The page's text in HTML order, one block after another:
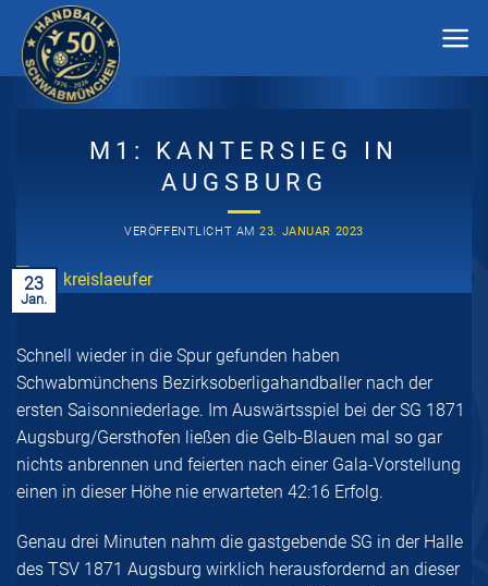
Inhalt
springen
M1: KANTERSIEG IN
AUGSBURG
VERÖFFENTLICHT AM23. JANUAR 2023
23
Jan.
Schnell wieder in die Spur gefunden haben
Schwabmünchens Bezirksoberligahandballer nach der
ersten Saisonniederlage. Im Auswärtsspiel bei der SG 1871
Augsburg/Gersthofen ließen die Gelb-Blauen mal so gar
nichts anbrennen und feierten nach einer Gala-Vorstellung
einen in dieser Höhe nie erwarteten 42:16 Erfolg.
Genau drei Minuten nahm die gastgebende SG in der Halle
des TSV 1871 Augsburg wirklich herausfordernd an dieser